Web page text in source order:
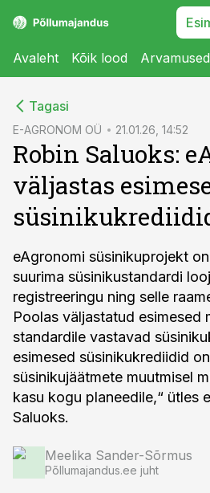
Avaleht Kõik lood Arvamused
Tagasi
E-AGRONOM OÜ 21.01.26, 14:52
Robin Saluoks:
väljastas
eAgronomi süsinikuprojekt
suurima süsinikustandardi
registreeringu ning selle
Poolas väljastatud esimesed
standardile vastavad
esimesed süsinikukrediidid
süsinikujäätmete muutmisel
kasu kogu planeedile,“ ütles
Saluoks.
Meelika Sander-Sõrmus
Põllumajandus.ee juht